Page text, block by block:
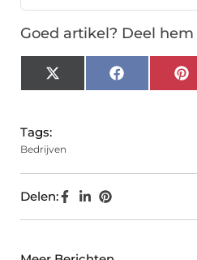
Goed artikel? Deel
X
(Twitter)
Facebook
Tags:
Bedrijven
Delen: